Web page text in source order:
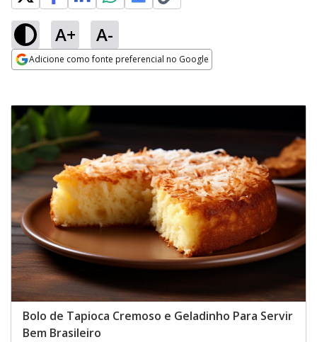
A+ A-
Adicione como fonte preferencial no Google
Bolo de Tapioca Cremoso e Geladinho Para Servir
Bem Brasileiro